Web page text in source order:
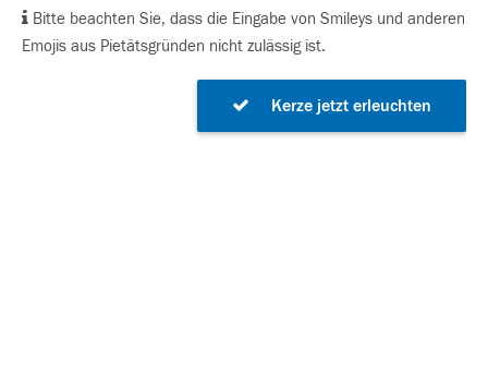
Bitte beachten Sie, dass die Eingabe von Smileys und anderen
Emojis aus Pietätsgründen nicht zulässig ist.
Kerze jetzt erleuchten